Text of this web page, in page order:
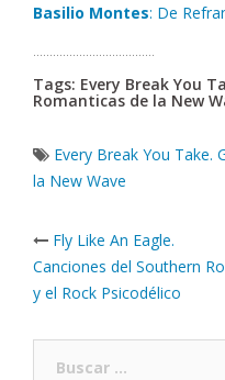
Basilio Montes: De
……………………………….
Tags: Every Break You
Romanticas de la New
Every Break You Take.
la New Wave
Post
navigation
Fly Like An Eagle.
Canciones del Southern
y el Rock Psicodélico